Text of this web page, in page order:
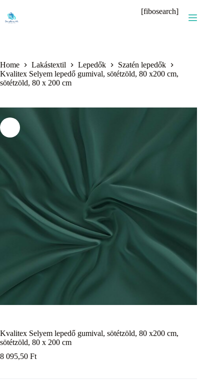
content
[fibosearch]
Home Lakástextil Lepedők
Szatén lepedők
Kvalitex Selyem lepedő gumival, sötétzöld, 80 x200 cm,
sötétzöld, 80 x 200 cm
Kvalitex Selyem lepedő gumival, sötétzöld, 80 x200 cm,
sötétzöld, 80 x 200 cm
8 095,50 Ft